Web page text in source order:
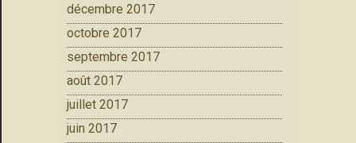
décembre 2017
octobre 2017
septembre 2017
août 2017
juillet 2017
juin 2017